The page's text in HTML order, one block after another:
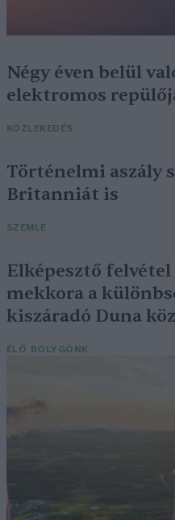
Négy éven belül
elektromos
KÖZLEKEDÉS
Történelmi aszály
Britanniát is
SZEMLE
Elképesztő
mekkora a
kiszáradó Duna
ÉLŐ BOLYGÓNK